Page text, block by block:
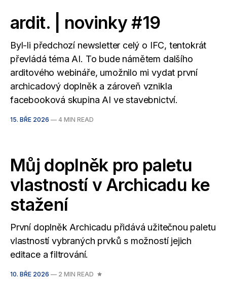
ardit. | novinky #19
Byl-li předchozí newsletter celý o IFC, tentokrát
převládá téma AI. To bude námětem dalšího
arditového webináře, umožnilo mi vydat první
archicadový doplněk a zároveň vznikla
facebooková skupina AI ve stavebnictví.
15. BŘE 2026 — 4 MIN READ
Můj doplněk pro paletu
vlastností v Archicadu ke
stažení
První doplněk Archicadu přidává užitečnou paletu
vlastností vybraných prvků s možností jejich
editace a filtrování.
10. BŘE 2026 — 2 MIN READ